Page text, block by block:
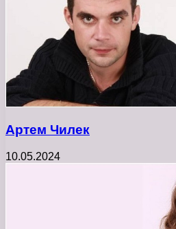
Артем Чилек
10.05.2024